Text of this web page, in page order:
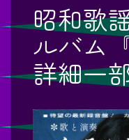
昭和歌
ルバム
詳細一